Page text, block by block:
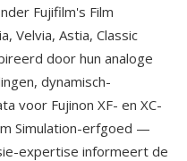
Fujifilm's Film
Velvia, Astia, Classic
door hun analoge
dynamisch-
voor Fujinon XF- en XC-
Simulation-erfgoed —
expertise informeert de